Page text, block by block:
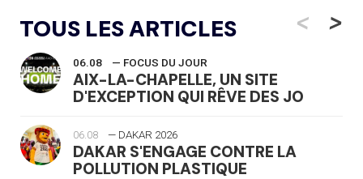
TOUS LES ARTICLES <
06.08 — FOCUS DU JOUR
AIX-LA-CHAPELLE, UN SITE
D'EXCEPTION QUI RÊVE DES JO
06.08 — DAKAR 2026
DAKAR S'ENGAGE CONTRE LA
POLLUTION PLASTIQUE
>